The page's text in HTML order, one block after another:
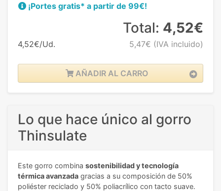
¡Portes gratis* a partir de 99€!
4,52€/Ud.
Total: 4,52€
5,47€ (IVA incluido)
AÑADIR AL CARRO
Lo que hace único al gorro
Thinsulate
Este gorro combina sostenibilidad y tecnología
térmica avanzada gracias a su composición de 50%
poliéster reciclado y 50% poliacrílico con tacto suave.